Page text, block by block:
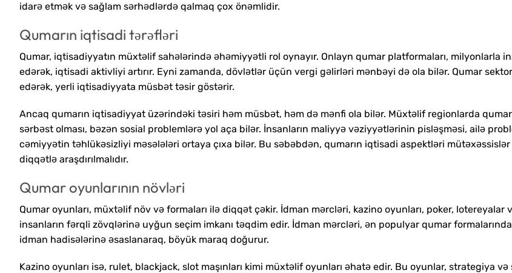
idarə etmək və sağlam sərhədlərdə qalmaq çox önəmlidir.
Qumarın iqtisadi tərəfləri
Qumar, iqtisadiyyatın müxtəlif sahələrində əhəmiyyətli rol oynayır. Onlayn qumar platformaları, milyonlarla
edərək, iqtisadi aktivliyi artırır. Eyni zamanda, dövlətlər üçün vergi gəlirləri mənbəyi də ola bilər. Qumar
edərək, yerli iqtisadiyyata müsbət təsir göstərir.
Ancaq qumarın iqtisadiyyat üzərindəki təsiri həm müsbət, həm də mənfi ola bilər. Müxtəlif regionlarda qumar
sərbəst olması, bəzən sosial problemlərə yol aça bilər. İnsanların maliyyə vəziyyətlərinin pisləşməsi, ailə
cəmiyyətin təhlükəsizliyi məsələləri ortaya çıxa bilər. Bu səbəbdən, qumarın iqtisadi aspektləri
diqqətlə araşdırılmalıdır.
Qumar oyunlarının növləri
Qumar oyunları, müxtəlif növ və formaları ilə diqqət çəkir. İdman mərcləri, kazino oyunları, poker, lotereyalar
insanların fərqli zövqlərinə uyğun seçim imkanı təqdim edir. İdman mərcləri, ən populyar qumar
idman hadisələrinə əsaslanaraq, böyük maraq doğurur.
Kazino oyunları isə, rulet, blackjack, slot maşınları kimi müxtəlif oyunları əhatə edir. Bu oyunlar, strategiya və